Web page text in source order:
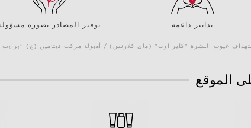
توفير المصادر بصورة تدابير داعمة
عيوب البشرة "كلير آوت" (ماي كلارنس) / أمبولة مركب فيتامين (ج)
الموقع